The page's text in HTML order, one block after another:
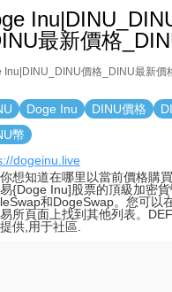
最新價格
Inu|DINU_DINU價格_DINU最新價
Doge Inu DINU價格
幣
dogeinu.live
想知道在哪里以當前價格購
{Doge Inu]股票的頂級加密
和DogeSwap。您可以
所頁面上找到其他列表。
供,用于社區.